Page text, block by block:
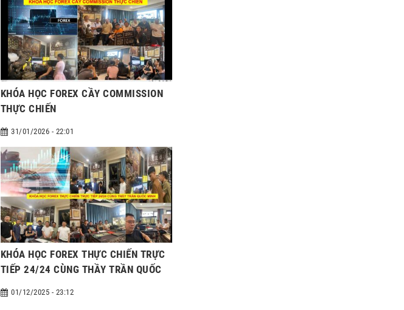
KHÓA HỌC FOREX CẦY COMMISSION
THỰC CHIẾN
31/01/2026 - 22:01
KHÓA HỌC FOREX THỰC CHIẾN TRỰC
TIẾP 24/24 CÙNG THẦY TRẦN QUỐC
01/12/2025 - 23:12